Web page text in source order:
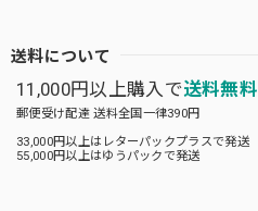
送料について
11,000円以上購入で送料無料
郵便受け配達 送料全国一律390円
33,000円以上はレターパックプラスで発送
55,000円以上はゆうパックで発送